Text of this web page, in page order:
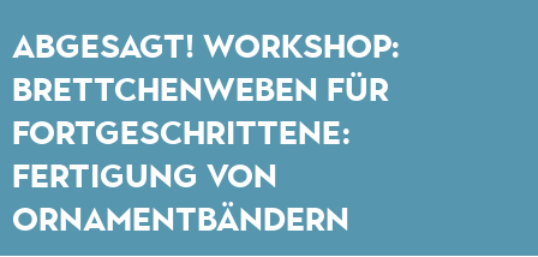
ABGESAGT! Workshop:
Brettchenweben für
Fortgeschrittene:
Fertigung von
Ornamentbändern